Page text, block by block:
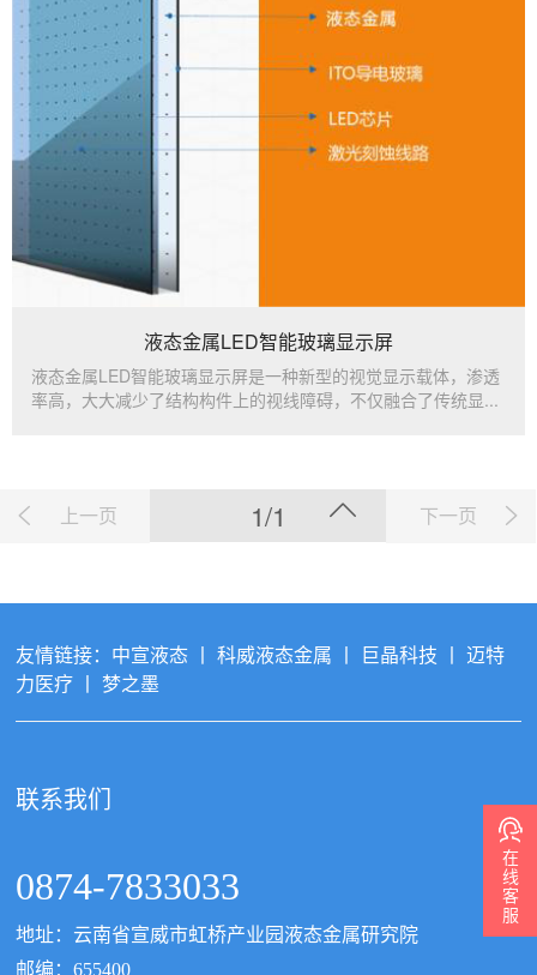
液态金属LED智能玻璃显示屏
液态金属LED智能玻璃显示屏是一种新型的视觉显示载体，渗透
率高，大大减少了结构构件上的视线障碍，不仅融合了传统显...
上一页 1/1 下一页
友情链接： 中宣液态 丨科威液态金属 丨 巨晶科技 丨迈特
力医疗 丨 梦之墨
联系我们
0874-7833033
地址：云南省宣威市虹桥产业园液态金属研究院
邮编：655400
在
线
客
服